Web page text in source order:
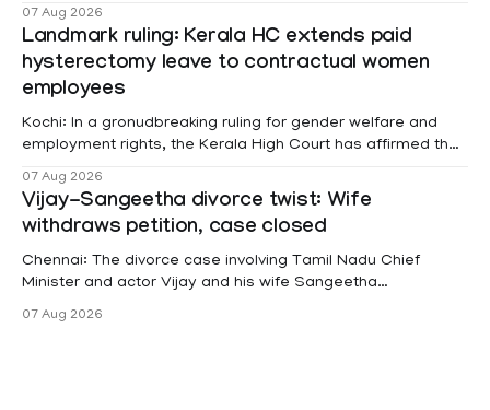
07 Aug 2026
Landmark ruling: Kerala HC extends paid
hysterectomy leave to contractual women
employees
Kochi: In a gronudbreaking ruling for gender welfare and
employment rights, the Kerala High Court has affirmed that
projects are eligible for paid medical leave following
hysterectomy surgery under the Kerala Service Rules
(KSR). The court noted that since essential benefits like
maternity
07 Aug 2026
Vijay-Sangeetha divorce twist: Wife
withdraws petition, case closed
Chennai: The divorce case involving Tamil Nadu Chief
Minister and actor Vijay and his wife Sangeetha
Sowrnalingam has taken a new turn after Sangeetha
07 Aug 2026